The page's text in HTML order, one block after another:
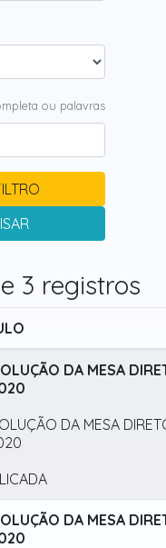
ou palavras
3 registros
DA MESA
DA MESA
DA MESA